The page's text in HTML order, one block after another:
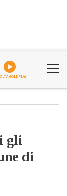
GOLDPLAY
gli
di